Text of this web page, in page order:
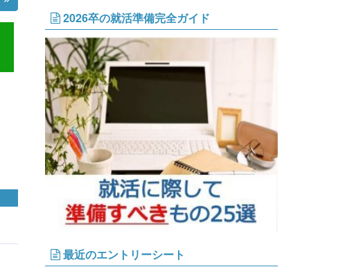
2026卒の就活準備完全ガイド
最近のエントリーシート